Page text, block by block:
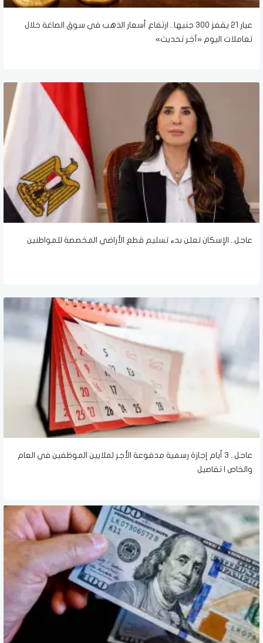
عيار 21 يقفز 300 جنيها.. ارتفاع أسعار الذهب في سوق الصاغة خلال
تعاملات اليوم «آخر تحديث»
عاجل.. الإسكان تعلن بدء تسليم قطع الأراضي المخصصة للمواطنين
عاجل.. 3 أيام إجازة رسمية مدفوعة الأجر لملايين الموظفين في العام
والخاص | تفاصيل